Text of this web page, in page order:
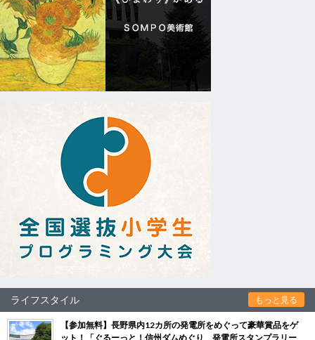
ライフスタイル もっと見る
【参加無料】長野県内12カ所の発電所をめぐって豪華賞品をゲ
ット！「ぐるーっと！信州ダムめぐり 発電所スタンプラリー